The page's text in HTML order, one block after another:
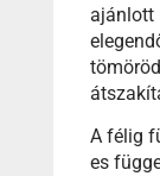
ajánlott
A félig
es